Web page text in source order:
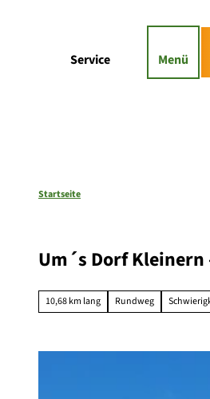
Service Menü
Startseite
Um´s Dorf
10,68 km lang Rundweg